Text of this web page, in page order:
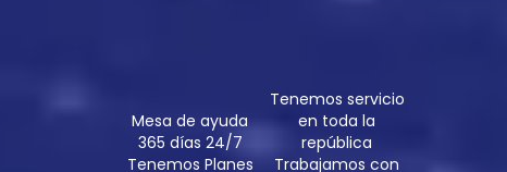
Mesa de ayuda
365 días 24/7
Tenemos Planes
Tenemos servicio
en toda la
república
Trabajamos con